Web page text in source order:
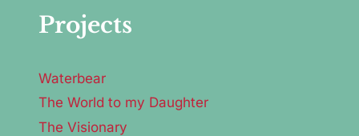
Projects
Waterbear
The World to my Daughter
The Visionary